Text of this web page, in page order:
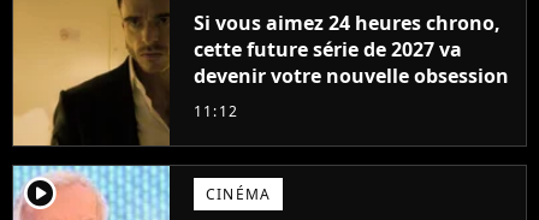
Si vous aimez 24 heures chrono,
cette future série de 2027 va
devenir votre nouvelle obsession
11:12
player2 CINÉMA